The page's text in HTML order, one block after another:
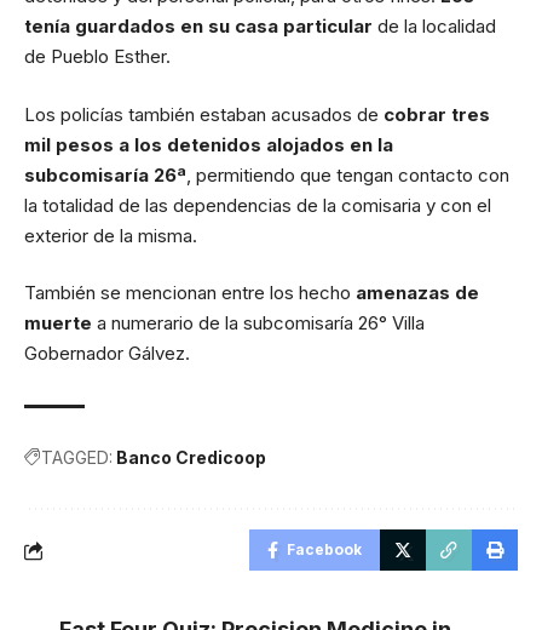
tenía guardados en su casa particular de la localidad
de Pueblo Esther.
Los policías también estaban acusados de cobrar tres
mil pesos a los detenidos alojados en la
subcomisaría 26ª , permitiendo que tengan contacto con
la totalidad de las dependencias de la comisaria y con el
exterior de la misma.
También se mencionan entre los hecho amenazas de
muerte a numerario de la subcomisaría 26° Villa
Gobernador Gálvez.
TAGGED: Banco Credicoop
Facebook